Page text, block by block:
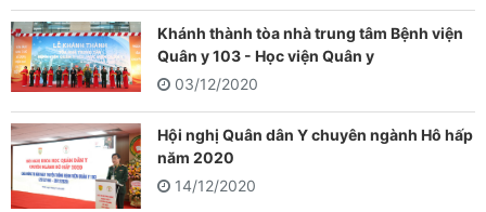
Khánh thành tòa nhà trung tâm Bệnh viện
Quân y 103 - Học viện Quân y
03/12/2020
Hội nghị Quân dân Y chuyên ngành Hô hấp
năm 2020
14/12/2020